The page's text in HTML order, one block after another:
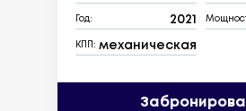
Год: 2021
КПП: механическая